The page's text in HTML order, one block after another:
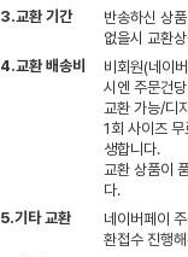
3.교환 기간
반송하신 상
없을시 교환
4.교환 배송비
비회원(네이
시엔 주문건
교환 가능/디
1회 사이즈
생합니다.
교환 상품이
다.
5.기타 교환
네이버페이
환접수 진행